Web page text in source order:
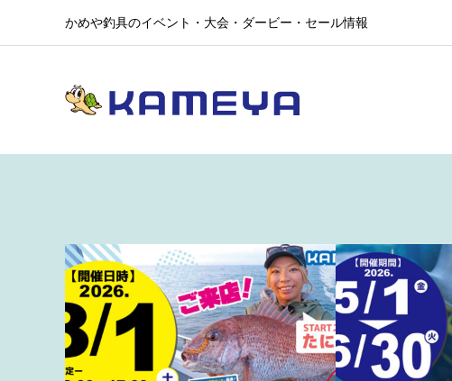
かめや釣具のイベント・大会・ダービー・セール情報